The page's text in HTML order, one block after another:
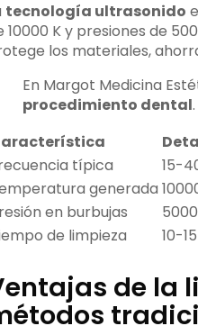
tecnología ultrasonido
10000 K y presiones de
los materiales,
En Margot Medicina
procedimiento dental
típica
15-
generada
en burbujas
de limpieza
10-
de la